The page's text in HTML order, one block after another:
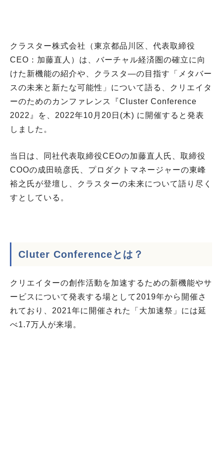
クラスター株式会社（東京都品川区、代表取締役
CEO：加藤直⼈）は、バーチャル経済圏の確立に向
けた新機能の紹介や、クラスタ―の目指す「メタバー
スの未来と新たな可能性」について語る、クリエイタ
ーのためのカンファレンス『Cluster Conference
2022』を、2022年10月20日(木) に開催すると発表
しました。
当日は、同社代表取締役CEOの加藤直人氏、取締役
COOの成田暁彦氏、プロダクトマネージャーの東峰
裕之氏が登壇し、クラスターの未来について語り尽く
すとしている。
Cluter Conferenceとは？
クリエイターの創作活動を加速するための新機能やサ
ービスについて発表する場として2019年から開催さ
れており、2021年に開催された「大加速祭」には延
べ1.7万人が来場。